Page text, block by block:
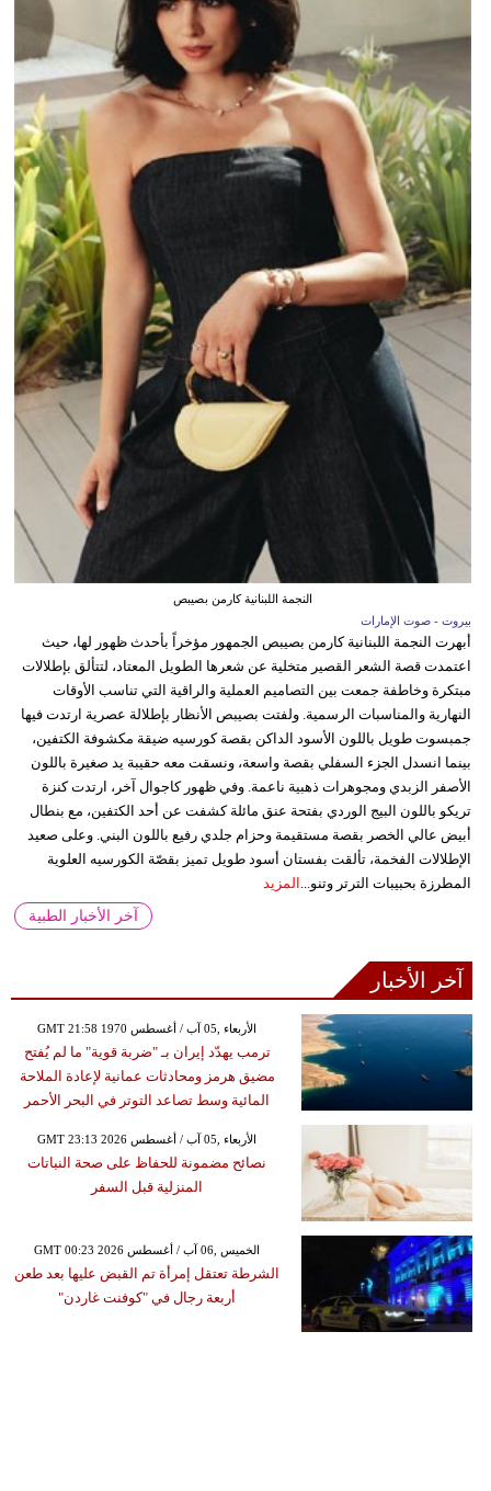
النجمة اللبنانية كارمن بصيبص
بيروت - صوت الإمارات
أبهرت النجمة اللبنانية كارمن بصيبص الجمهور مؤخراً بأحدث ظهور لها، حيث
اعتمدت قصة الشعر القصير متخلية عن شعرها الطويل المعتاد، لتتألق بإطلالات
مبتكرة وخاطفة جمعت بين التصاميم العملية والراقية التي تناسب الأوقات
النهارية والمناسبات الرسمية. ولفتت بصيبص الأنظار بإطلالة عصرية ارتدت فيها
جمبسوت طويل باللون الأسود الداكن بقصة كورسيه ضيقة مكشوفة الكتفين،
بينما انسدل الجزء السفلي بقصة واسعة، ونسقت معه حقيبة يد صغيرة باللون
الأصفر الزبدي ومجوهرات ذهبية ناعمة. وفي ظهور كاجوال آخر، ارتدت كنزة
تريكو باللون البيج الوردي بفتحة عنق مائلة كشفت عن أحد الكتفين، مع بنطال
أبيض عالي الخصر بقصة مستقيمة وحزام جلدي رفيع باللون البني. وعلى صعيد
الإطلالات الفخمة، تألقت بفستان أسود طويل تميز بقصّة الكورسيه العلوية
المطرزة بحبيبات الترتر وتنو... المزيد
آخر الأخبار الطبية
آخر الأخبار
GMT 21:58 1970 الأربعاء ,05 آب / أغسطس
ترمب يهدّد إيران بـ "ضربة قوية" ما لم يُفتح
مضيق هرمز ومحادثات عمانية لإعادة الملاحة
المائية وسط تصاعد التوتر في البحر الأحمر
GMT 23:13 2026 الأربعاء ,05 آب / أغسطس
نصائح مضمونة للحفاظ على صحة النباتات
المنزلية قبل السفر
GMT 00:23 2026 الخميس ,06 آب / أغسطس
الشرطة تعتقل إمرأة تم القبض عليها بعد طعن
أربعة رجال في "كوفنت غاردن"